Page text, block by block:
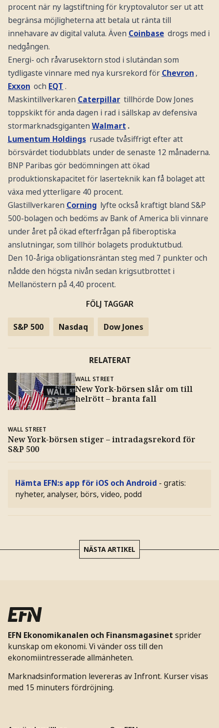
procent när ny lagstiftning för kryptovalutor ser ut att
begränsa möjligheterna att betala ut ränta till
innehavare av digital valuta. Även Coinbase drogs med i
nedgången.
Energi- och råvarusektorn stod i slutändan som
tydligaste vinnare med nya kursrekord för Chevron ,
Exxon och EQT .
Maskintillverkaren Caterpillar tillhörde Dow Jones
toppskikt för anda dagen i rad i sällskap av defensiva
stormarknadsgiganten Walmart .
Lumentum Holdings rusade tvåsiffrigt efter att
börsvärdet tiodubblats under de senaste 12 månaderna.
BNP Paribas gör bedömningen att ökad
produktionskapacitet för laserteknik kan få bolaget att
växa med ytterligare 40 procent.
Glastillverkaren Corning lyfte också kraftigt bland S&P
500-bolagen och bedöms av Bank of America bli vinnare
under året på ökad efterfrågan på fiberoptiska
anslutningar, som tillhör bolagets produktutbud.
Den 10-åriga obligationsräntan steg med 7 punkter och
nådde den högsta nivån sedan krigsutbrottet i
Mellanöstern på 4,40 procent.
FÖLJ TAGGAR
S&P 500 Nasdaq Dow Jones
RELATERAT
WALL STREET
New York-börsen slår om till
helrött – branta fall
WALL STREET
New York-börsen stiger – intradagsrekord för
S&P 500
Hämta EFN:s app för iOS och Android - gratis:
nyheter, analyser, börs, video, podd
NÄSTA ARTIKEL
EFN Ekonomikanalen och Finansmagasinet sprider
kunskap om ekonomi. Vi vänder oss till den
ekonomiintresserade allmänheten.
Marknadsinformation levereras av Infront. Kurser visas
med 15 minuters fördröjning.